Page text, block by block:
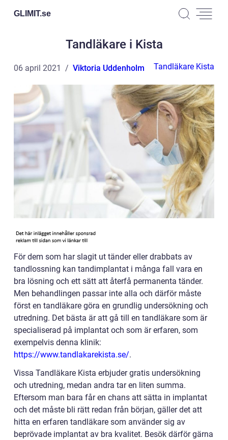
GLIMIT.se
Tandläkare i Kista
06 april 2021 Viktoria Uddenholm Tandläkare Kista
För dem som har slagit ut tänder eller drabbats av
tandlossning kan tandimplantat i många fall vara en
bra lösning och ett sätt att återfå permanenta tänder.
Men behandlingen passar inte alla och därför måste
först en tandläkare göra en grundlig undersökning och
utredning. Det bästa är att gå till en tandläkare som är
specialiserad på implantat och som är erfaren, som
exempelvis denna klinik:
https://www.tandlakarekista.se/.
Vissa Tandläkare Kista erbjuder gratis undersökning
och utredning, medan andra tar en liten summa.
Eftersom man bara får en chans att sätta in implantat
och det måste bli rätt redan från början, gäller det att
hitta en erfaren tandläkare som använder sig av
beprövade implantat av bra kvalitet. Besök därför gärna